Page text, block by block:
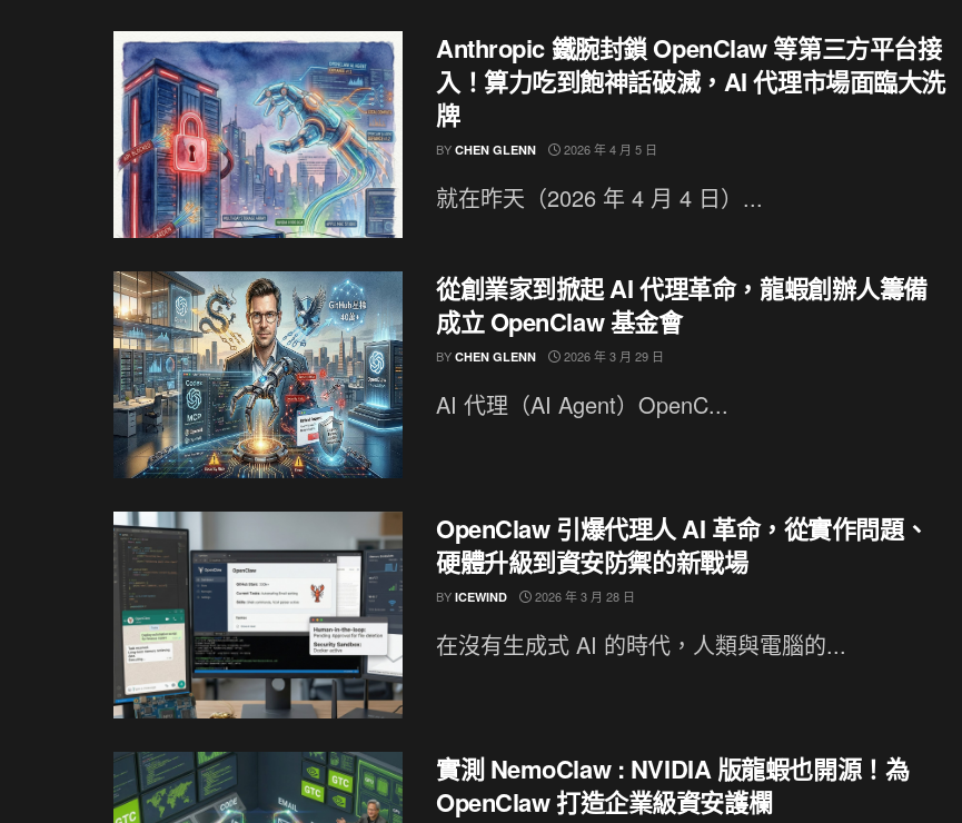
Anthropic 鐵腕封鎖 OpenClaw 等第三方平台接
入！算力吃到飽神話破滅，AI 代理市場面臨大洗
牌
BY CHEN GLENN 2026 年 4 月 5 日
就在昨天（2026 年 4 月 4 日）...
從創業家到掀起 AI 代理革命，龍蝦創辦人籌備
成立 OpenClaw 基金會
BY CHEN GLENN 2026 年 3 月 29 日
AI 代理（AI Agent）OpenC...
OpenClaw 引爆代理人 AI 革命，從實作問題、
硬體升級到資安防禦的新戰場
BY ICEWIND 2026 年 3 月 28 日
在沒有生成式 AI 的時代，人類與電腦的...
實測 NemoClaw : NVIDIA 版龍蝦也開源！為
OpenClaw 打造企業級資安護欄